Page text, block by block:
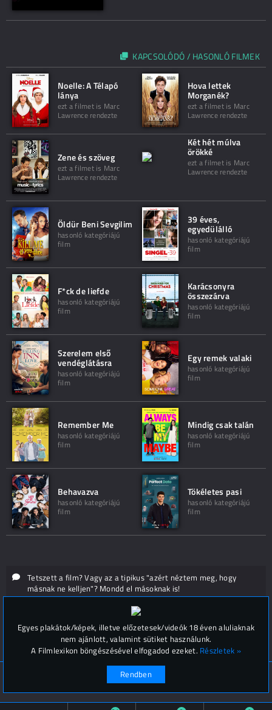
KAPCSOLÓDÓ / HASONLÓ FILMEK
Noelle: A Télapó
lánya
ezt a filmet is Marc
Lawrence rendezte
Hova lettek
Morganék?
ezt a filmet is Marc
Lawrence rendezte
Zene és szöveg
ezt a filmet is Marc
Lawrence rendezte
Két hét múlva
örökké
ezt a filmet is Marc
Lawrence rendezte
Öldür Beni Sevgilim
hasonló kategóriájú
film
39 éves,
egyedülálló
hasonló kategóriájú
film
F*ck de liefde
hasonló kategóriájú
film
Karácsonyra
összezárva
hasonló kategóriájú
film
Szerelem első
vendéglátásra
hasonló kategóriájú
film
Egy remek valaki
hasonló kategóriájú
film
Remember Me
hasonló kategóriájú
film
Mindig csak talán
hasonló kategóriájú
film
Behavazva
hasonló kategóriájú
film
Tökéletes pasi
hasonló kategóriájú
film
Tetszett a film? Vagy az a tipikus "azért néztem meg, hogy
másnak ne kelljen"? Mondd el másoknak is!
Hozzászólások (
© Filmlexikon 2019-2026
Kapcsolat, impresszum
Egyes plakátok/képek, illetve előzetesek/videók 18 éven aluliaknak
nem ajánlott, valamint sütiket használunk.
A Filmlexikon böngészésével elfogadod ezeket. Részletek »
Rendben